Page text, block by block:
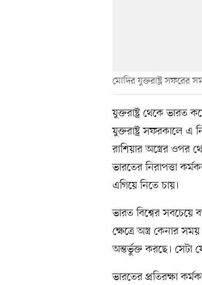
মোদির যুক্তরাষ্ট্র সফরের
যুক্তরাষ্ট্র থেকে ভারত
যুক্তরাষ্ট্র সফরকালে এ
রাশিয়ার অস্ত্রের ওপর
ভারতের নিরাপত্তা
এগিয়ে নিতে চায়।
ভারত বিশ্বের
ক্ষেত্রে অস্ত্র কেনার
অন্তর্ভুক্ত করছে। সেটা
ভারতের প্রতিরক্ষা